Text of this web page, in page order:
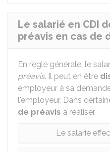
Le salarié en CDI
préavis en cas de
En règle générale, le
préavis. Il peut en être
employeur à sa
l'employeur. Dans
de préavis à réaliser.
Le salarié